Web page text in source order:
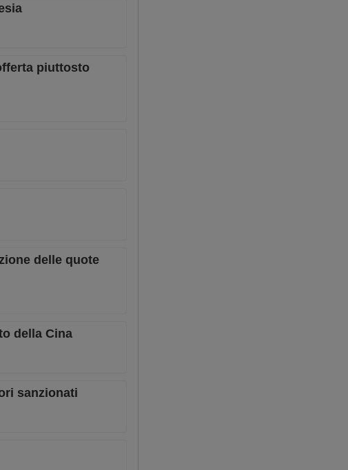
piuttosto
delle quote
della Cina
sanzionati